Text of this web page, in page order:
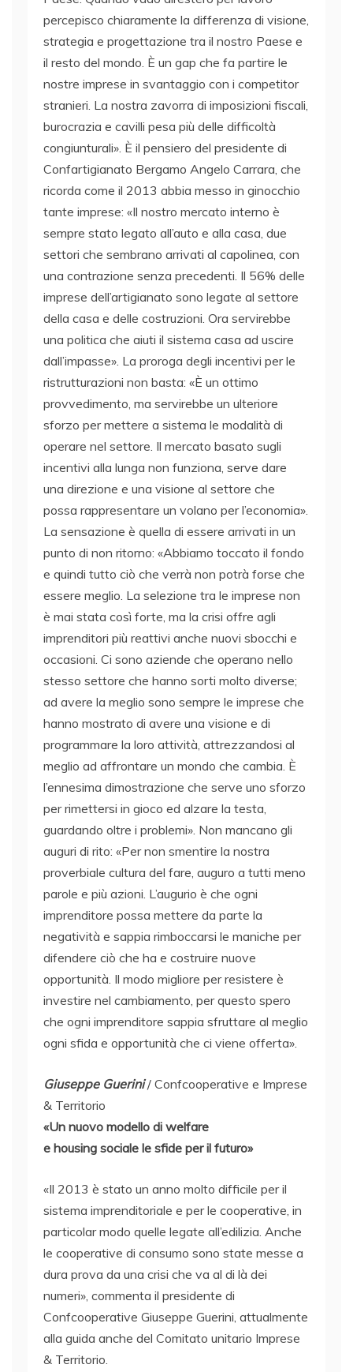
percepisco chiaramente la differenza di visione,
strategia e progettazione tra il nostro Paese e
il resto del mondo. È un gap che fa partire le
nostre imprese in svantaggio con i competitor
stranieri. La nostra zavorra di imposizioni fiscali,
burocrazia e cavilli pesa più delle difficoltà
congiunturali». È il pensiero del presidente di
Confartigianato Bergamo Angelo Carrara, che
ricorda come il 2013 abbia messo in ginocchio
tante imprese: «Il nostro mercato interno è
sempre stato legato all’auto e alla casa, due
settori che sembrano arrivati al capolinea, con
una contrazione senza precedenti. Il 56% delle
imprese dell’artigianato sono legate al settore
della casa e delle costruzioni. Ora servirebbe
una politica che aiuti il sistema casa ad uscire
dall’impasse». La proroga degli incentivi per le
ristrutturazioni non basta: «È un ottimo
provvedimento, ma servirebbe un ulteriore
sforzo per mettere a sistema le modalità di
operare nel settore. Il mercato basato sugli
incentivi alla lunga non funziona, serve dare
una direzione e una visione al settore che
possa rappresentare un volano per l’economia».
La sensazione è quella di essere arrivati in un
punto di non ritorno: «Abbiamo toccato il fondo
e quindi tutto ciò che verrà non potrà forse che
essere meglio. La selezione tra le imprese non
è mai stata così forte, ma la crisi offre agli
imprenditori più reattivi anche nuovi sbocchi e
occasioni. Ci sono aziende che operano nello
stesso settore che hanno sorti molto diverse;
ad avere la meglio sono sempre le imprese che
hanno mostrato di avere una visione e di
programmare la loro attività, attrezzandosi al
meglio ad affrontare un mondo che cambia. È
l’ennesima dimostrazione che serve uno sforzo
per rimettersi in gioco ed alzare la testa,
guardando oltre i problemi». Non mancano gli
auguri di rito: «Per non smentire la nostra
proverbiale cultura del fare, auguro a tutti meno
parole e più azioni. L’augurio è che ogni
imprenditore possa mettere da parte la
negatività e sappia rimboccarsi le maniche per
difendere ciò che ha e costruire nuove
opportunità. Il modo migliore per resistere è
investire nel cambiamento, per questo spero
che ogni imprenditore sappia sfruttare al meglio
ogni sfida e opportunità che ci viene offerta».
Giuseppe Guerini/ Confcooperative e Imprese
& Territorio
«Un nuovo modello di welfare
e housing sociale le sfide per il futuro»
«Il 2013 è stato un anno molto difficile per il
sistema imprenditoriale e per le cooperative, in
particolar modo quelle legate all’edilizia. Anche
le cooperative di consumo sono state messe a
dura prova da una crisi che va al di là dei
numeri», commenta il presidente di
Confcooperative Giuseppe Guerini, attualmente
alla guida anche del Comitato unitario Imprese
& Territorio.